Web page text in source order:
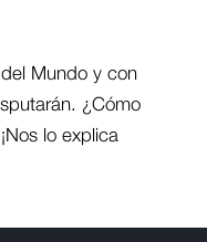
Mundo y con
¿Cómo
lo explica